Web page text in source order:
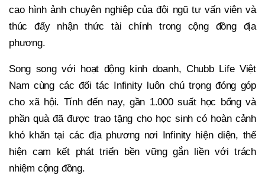
cao hình ảnh chuyên nghiệp của đội ngũ tư vấn viên và
thúc đẩy nhận thức tài chính trong cộng đồng địa
phương.
Song song với hoạt động kinh doanh, Chubb Life Việt
Nam cùng các đối tác Infinity luôn chú trọng đóng góp
cho xã hội. Tính đến nay, gần 1.000 suất học bổng và
phần quà đã được trao tặng cho học sinh có hoàn cảnh
khó khăn tại các địa phương nơi Infinity hiện diện, thể
hiện cam kết phát triển bền vững gắn liền với trách
nhiệm cộng đồng.